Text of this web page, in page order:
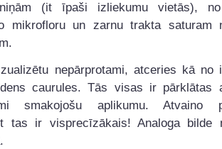
(it īpaši izliekumu vietās),
mikrofloru un zarnu trakta saturam
nepārprotami, atceries kā no
caurules. Tās visas ir pārklātas
smakojošu aplikumu. Atvaino
tas ir visprecīzākais! Analoga bilde